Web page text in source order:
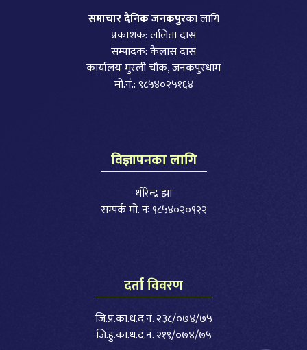
समाचार दैनिक जनकपुरका लागि
प्रकाशक: ललिता दास
सम्पादक: कैलास दास
कार्यालयः मुरली चौक, जनकपुरधाम
मो.नं.: ९८५४०२५१६४
विज्ञापनका लागि
धीरेन्द्र झा
सम्पर्क मो. नंः ९८५४०२०९२२
दर्ता विवरण
जि.प्र.का.ध.द.नं. २३८/०७४/७५
जि.हु.का.ध.द.नं. २१९/०७४/७५